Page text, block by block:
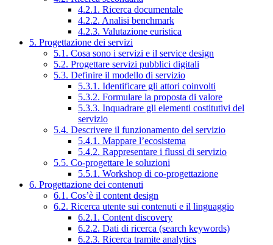
4.2.1. Ricerca documentale
4.2.2. Analisi benchmark
4.2.3. Valutazione euristica
5. Progettazione dei servizi
5.1. Cosa sono i servizi e il service design
5.2. Progettare servizi pubblici digitali
5.3. Definire il modello di servizio
5.3.1. Identificare gli attori coinvolti
5.3.2. Formulare la proposta di valore
5.3.3. Inquadrare gli elementi costitutivi del
servizio
5.4. Descrivere il funzionamento del servizio
5.4.1. Mappare l’ecosistema
5.4.2. Rappresentare i flussi di servizio
5.5. Co-progettare le soluzioni
5.5.1. Workshop di co-progettazione
6. Progettazione dei contenuti
6.1. Cos’è il content design
6.2. Ricerca utente sui contenuti e il linguaggio
6.2.1. Content discovery
6.2.2. Dati di ricerca (search keywords)
6.2.3. Ricerca tramite analytics